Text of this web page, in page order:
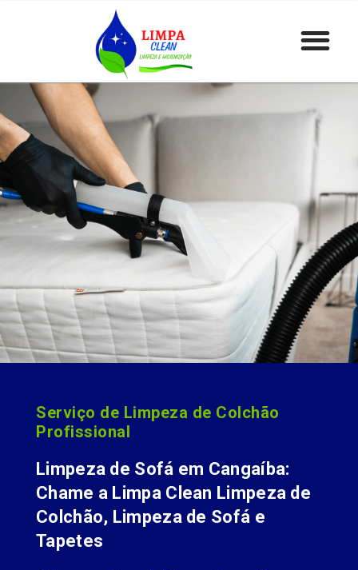
Serviço de Limpeza de Colchão
Profissional
Limpeza de Sofá em Cangaíba:
Chame a Limpa Clean Limpeza de
Colchão, Limpeza de Sofá e
Tapetes